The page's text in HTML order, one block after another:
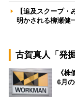
【追及スクープ
明かされる柳瀬健
古賀真人「発
《
6月